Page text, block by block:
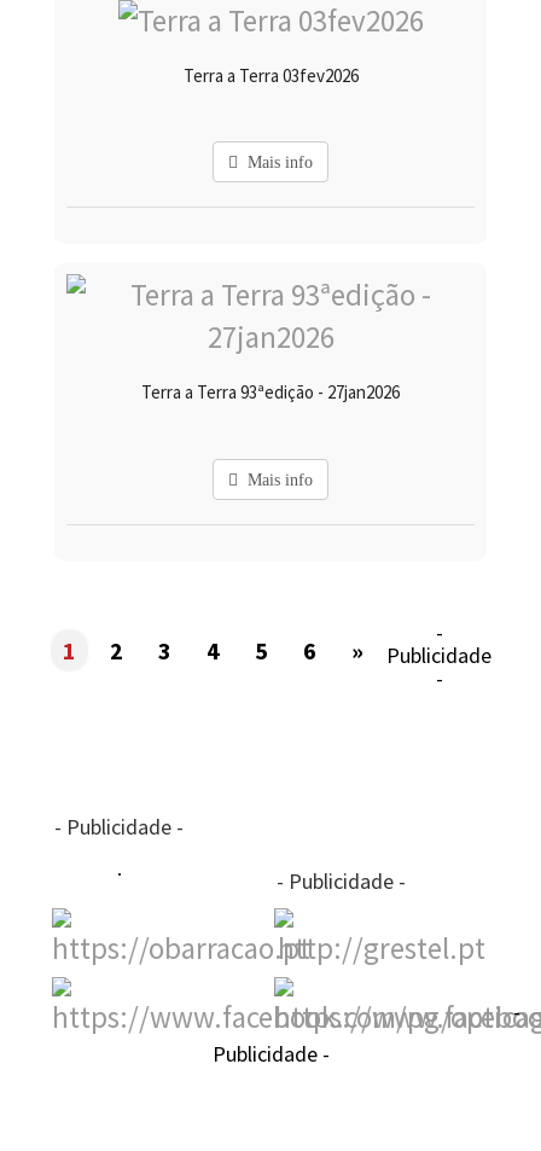
Terra a Terra 03fev2026
Mais info
Terra a Terra 93ªedição - 27jan2026
Mais info
1 2 3 4 5 6 »
-
Publicidade
-
- Publicidade -
- Publicidade -
-
Publicidade -